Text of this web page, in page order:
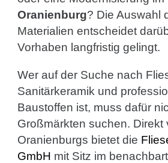
Oranienburg? Die Auswahl
Materialien entscheidet
Vorhaben langfristig gelingt.
Wer auf der Suche nach
Sanitärkeramik und
Baustoffen ist, muss dafür
Großmärkten suchen. Direkt
Oranienburgs bietet die
GmbH mit Sitz im